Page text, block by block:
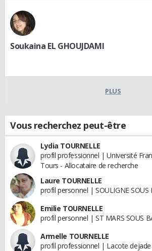
Soukaina EL GHOUJDAMI
PLUS
Vous recherchez peut-être
Lydia TOURNELLE
profil professionnel | Université
Tours - Allocataire de recherche
Laure TOURNELLE
profil personnel | SOULIGNE SOUS
Emilie TOURNELLE
profil personnel | ST MARS SOUS
Armelle TOURNELLE
profil professionnel | Lacote dejade